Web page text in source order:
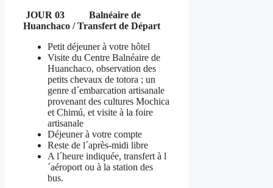
JOUR 03 Balnéaire de
Huanchaco / Transfert de Départ
Petit déjeuner à votre hôtel
Visite du Centre Balnéaire de
Huanchaco, observation des
petits chevaux de totora ; un
genre d´embarcation artisanale
provenant des cultures Mochica
et Chimú, et visite à la foire
artisanale
Déjeuner à votre compte
Reste de l´après-midi libre
A l´heure indiquée, transfert à l
´aéroport ou à la station des
bus.